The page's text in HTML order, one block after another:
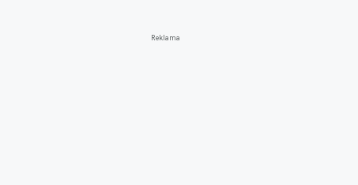
Reklama